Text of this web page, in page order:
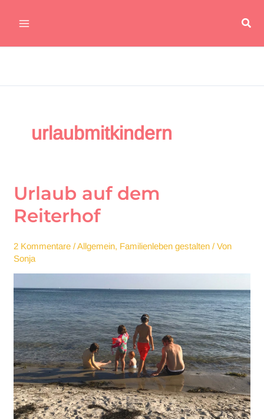
Inhalt
urlaubmitkindern
Urlaub auf dem
Reiterhof
2 Kommentare /Allgemein, Familienleben gestalten / Von
Sonja